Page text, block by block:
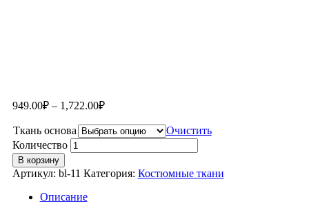
949.00₽– 1,722.00₽
Ткань основа
Очистить
Количество
В корзину
Артикул: bl-11 Категория: Костюмные ткани
Описание